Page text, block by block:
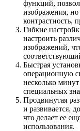
функций,
изображения, но
контрастность,
Гибкие
настроить
изображений,
Быстрая
операционную
несколько
специальных
Продвинутая
и развивается,
что делает ее
использования.